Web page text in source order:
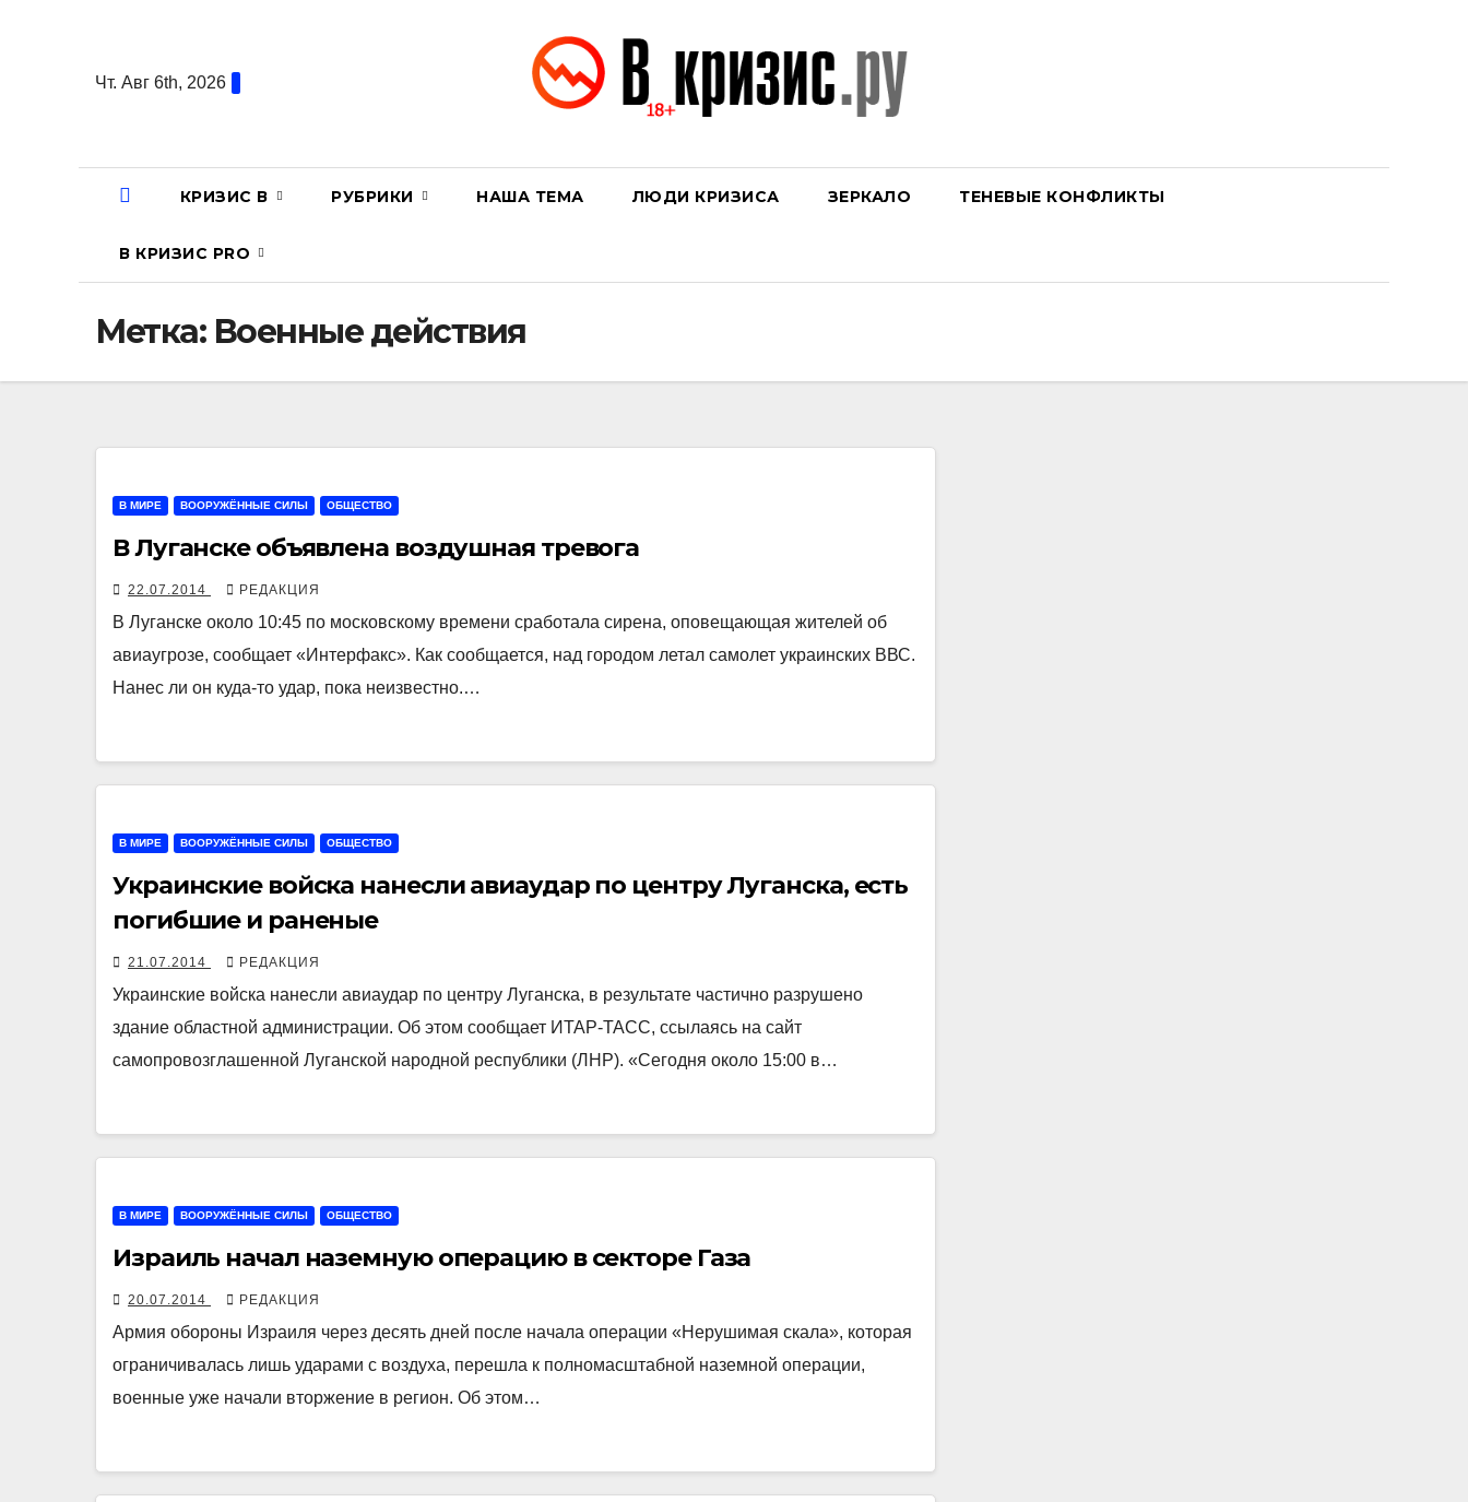
содержаниюЧт. Авг 6th, 2026
КРИЗИС В РУБРИКИ НАША ТЕМА ЛЮДИ КРИЗИСА ЗЕРКАЛО ТЕНЕВЫЕ КОНФЛИКТЫ
В КРИЗИС PRO
Метка: Военные действия
В МИРЕ ВООРУЖЁННЫЕ СИЛЫ ОБЩЕСТВО
В Луганске объявлена воздушная тревога
22.07.2014 РЕДАКЦИЯ
В Луганске около 10:45 по московскому времени сработала сирена, оповещающая жителей об
авиаугрозе, сообщает «Интерфакс». Как сообщается, над городом летал самолет украинских ВВС.
Нанес ли он куда-то удар, пока неизвестно.…
В МИРЕ ВООРУЖЁННЫЕ СИЛЫ ОБЩЕСТВО
Украинские войска нанесли авиаудар по центру Луганска, есть
погибшие и раненые
21.07.2014 РЕДАКЦИЯ
Украинские войска нанесли авиаудар по центру Луганска, в результате частично разрушено
здание областной администрации. Об этом сообщает ИТАР-ТАСС, ссылаясь на сайт
самопровозглашенной Луганской народной республики (ЛНР). «Сегодня около 15:00 в…
В МИРЕ ВООРУЖЁННЫЕ СИЛЫ ОБЩЕСТВО
Израиль начал наземную операцию в секторе Газа
20.07.2014 РЕДАКЦИЯ
Армия обороны Израиля через десять дней после начала операции «Нерушимая скала», которая
ограничивалась лишь ударами с воздуха, перешла к полномасштабной наземной операции,
военные уже начали вторжение в регион. Об этом…